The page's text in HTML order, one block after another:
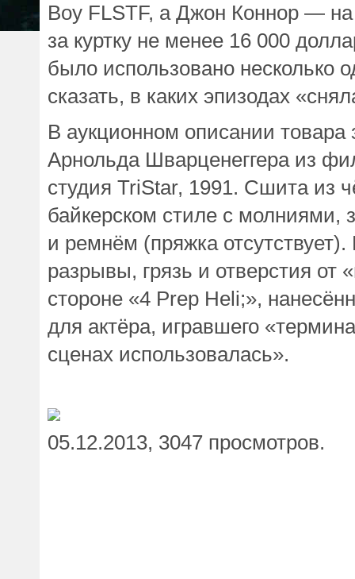
Boy FLSTF, а Джон Коннор —
за куртку не менее 16 000
было использовано несколько
сказать, в каких эпизодах «
В аукционном описании
Арнольда Шварценеггера из
студия TriStar, 1991. Сшита из
байкерском стиле с
и ремнём (пряжка
разрывы, грязь и отверстия от «
стороне «4 Prep Heli;»,
для актёра, игравшего «
сценах использовалась».
05.12.2013, 3047 просмотров.